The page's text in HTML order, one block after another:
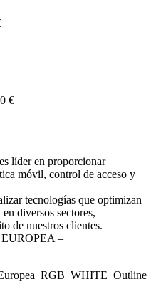
€
líder en proporcionar
móvil, control de acceso y
tecnologías que optimizan
diversos sectores,
de nuestros clientes.
–